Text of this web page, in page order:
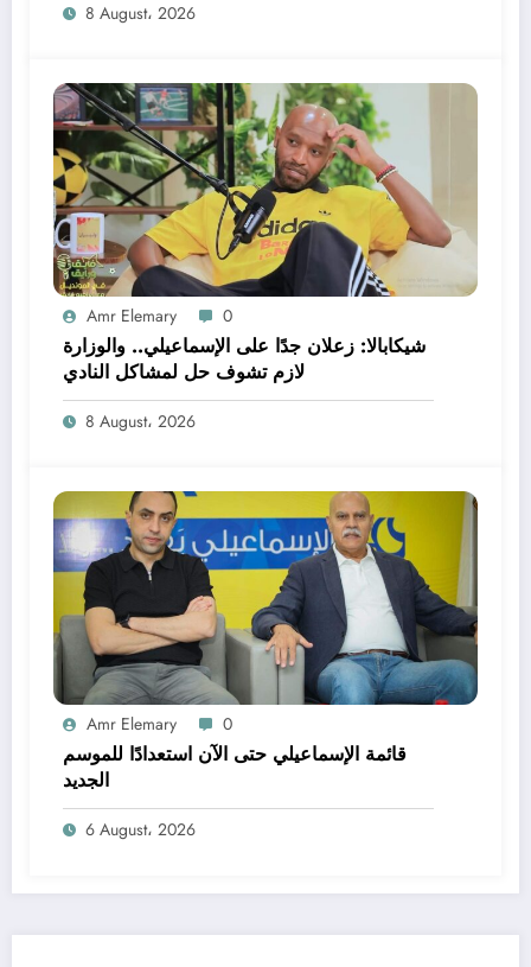
8 August، 2026
Amr Elemary 0
شيكابالا: زعلان جدًا على الإسماعيلي.. والوزارة
لازم تشوف حل لمشاكل النادي
8 August، 2026
Amr Elemary 0
قائمة الإسماعيلي حتى الآن استعدادًا للموسم
الجديد
6 August، 2026